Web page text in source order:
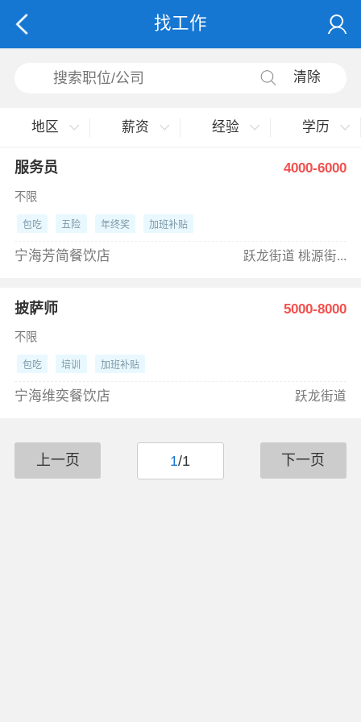
找工作
清除
地区 薪资 经验 学历
服务员 4000-6000
不限
包吃 五险 年终奖 加班补贴
宁海芳简餐饮店 跃龙街道 桃源街...
披萨师 5000-8000
不限
包吃 培训 加班补贴
宁海维奕餐饮店 跃龙街道
上一页 1/1 下一页